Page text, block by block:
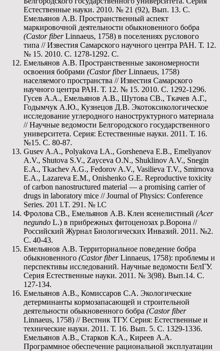
Естественные науки. 2010. № 21 (92), Вып. 13. С.
Емельянов А.В. Пространственный аспект
маркировочной деятельности обыкновенного бобра
(CastorfiberLinnaeus, 1758) в поселениях руслового
типа // Известия Самарского научного центра РАН. Т. 12.
№ 15. 2010. С. 1278-1292. С.
Емельянов А.В. Пространственные закономерности
освоения бобрами (CastorfiberLinnaeus, 1758)
населяемого пространства // Известия Самарского
научного центра РАН. Т. 12. № 15. 2010. С. 1292-1296.
Гусев А.А., Емельянов А.В., Шутова СВ., Ткачев А.Г.,
Годымчук А.Ю., Кузнецов Д.В. Экотоксикологическое
исследование углеродного наноструктурного материала
// Научные ведомости Белгородского государственного
университета. Серия: Естественные науки. 2011. Т. 16.
№15. С. 80-87.
Gusev A.A., Polyakova LA., Gorsheneva E.B., Emeliyanov
A.V., Shutova S.V., Zayceva O.N., Shuklinov A.V., Snegin
E.A., Tkachev A.G., Fedorov A.V., Vasilieva T.V., Smirnova
E.A., Lazareva E.M., Onishenko G.E. Reproductive toxicity
of carbon nanostructured material — a promising carrier of
drugs in laboratory mice // Journal of Physics: Conference
Series. 201 l.T. 291. № l.C
Фролова СВ., Емельянов А.В. Клен ясенелистный (Acer
negundo L.) в прибрежных фитоценозах р.Ворона //
Российский Журнал Биологических Инвазий. 2011. №2.
С. 40-43.
Емельянов А.В. Территориальное поведение бобра
обыкновенного (CastorfiberLinnaeus, 1758): проблемы и
перспективы исследований. Научные ведомости БелГУ.
Серия Естественные науки. 2011. № 3(98). Вып.14. С.
127-134.
Емельянов А.В., Комиссаров С.А. Экологические
детерминанты кормозапасающей и строительной
деятельности обыкновенного бобра (Castor fiber
Linnaeus, 1758) // Вестник ТГУ. Серия: Естественные и
технические науки. 2011. Т. 16. Вып. 5. С. 1329-1336.
Емельянов А.В., Старков К.А., Киреев А.А.
Программное обеспечение рациональной эксплуатации